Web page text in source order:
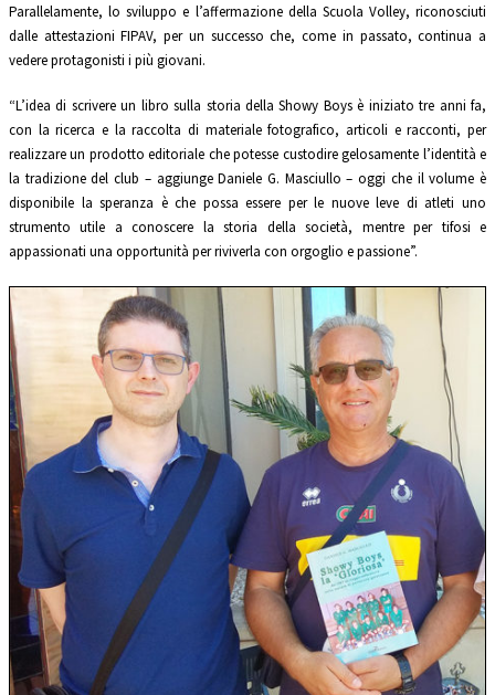
Parallelamente, lo sviluppo e l’affermazione della Scuola Volley, riconosciuti
dalle attestazioni FIPAV, per un successo che, come in passato, continua a
vedere protagonisti i più giovani.
“L’idea di scrivere un libro sulla storia della Showy Boys è iniziato tre anni fa,
con la ricerca e la raccolta di materiale fotografico, articoli e racconti, per
realizzare un prodotto editoriale che potesse custodire gelosamente l’identità e
la tradizione del club – aggiunge Daniele G. Masciullo – oggi che il volume è
disponibile la speranza è che possa essere per le nuove leve di atleti uno
strumento utile a conoscere la storia della società, mentre per tifosi e
appassionati una opportunità per riviverla con orgoglio e passione”.